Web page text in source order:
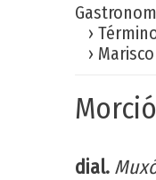
›
›
dial.